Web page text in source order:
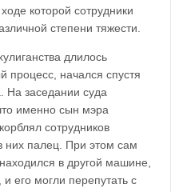
которой сотрудники
степени тяжести.
длилось
процесс, начался спустя
На заседании суда
именно сын мэра
сотрудников
них палец. При этом сам
в другой машине,
его могли перепутать с